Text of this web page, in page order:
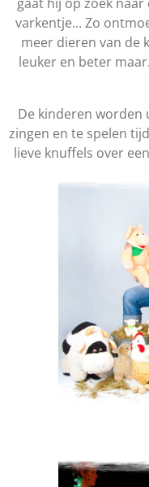
varkentje... Zo
meer dieren van de
leuker en beter
De kinderen worden
zingen en te spelen
lieve knuffels over